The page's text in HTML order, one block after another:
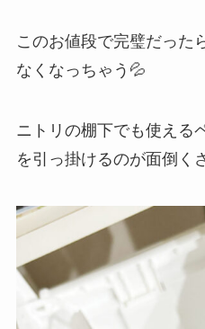
このお値段で完璧だった
なくなっちゃう💦
ニトリの棚下でも使える
を引っ掛けるのが面倒く